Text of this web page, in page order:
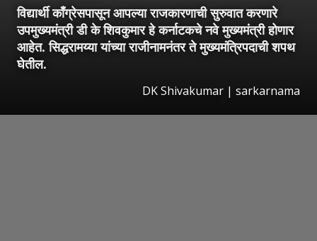
विद्यार्थी काँग्रेसपासून आपल्या राजकारणाची सुरुवात करणारे
उपमुख्यमंत्री डी के शिवकुमार हे कर्नाटकचे नवे मुख्यमंत्री होणार
आहेत. सिद्धरामय्या यांच्या राजीनामनंतर ते मुख्यमंत्रि‍पदाची शपथ
घेतील.
DK Shivakumar | sarkarnama